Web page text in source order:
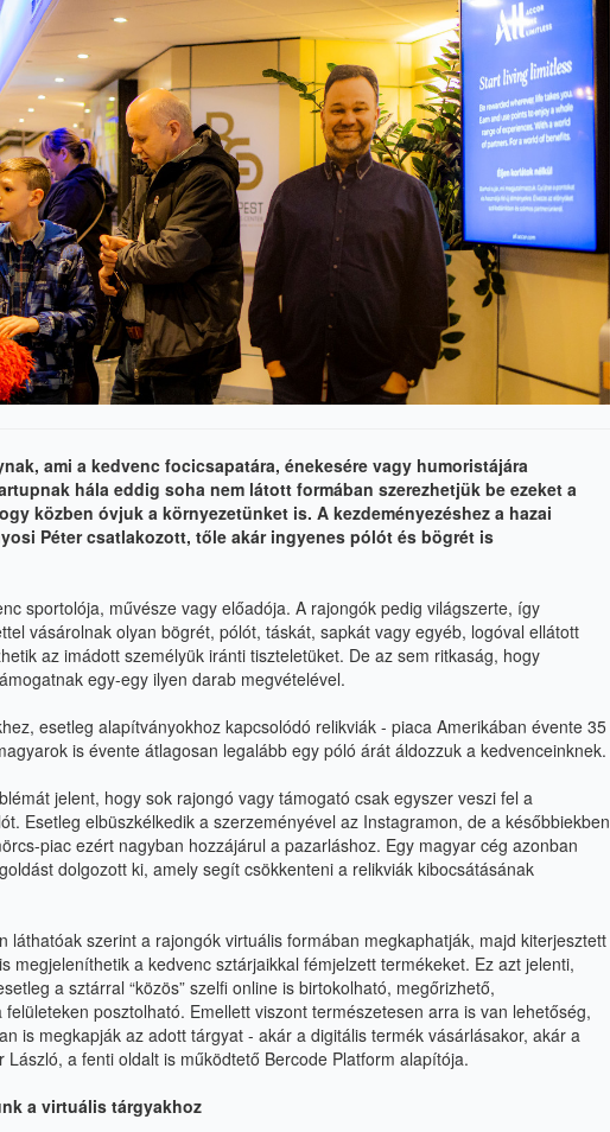
ami a kedvenc focicsapatára, énekesére vagy humoristájára
hála eddig soha nem látott formában szerezhetjük be ezeket a
közben óvjuk a környezetünket is. A kezdeményezéshez a hazai
Péter csatlakozott, tőle akár ingyenes pólót és bögrét is
sportolója, művésze vagy előadója. A rajongók pedig világszerte, így
vásárolnak olyan bögrét, pólót, táskát, sapkát vagy egyéb, logóval ellátott
az imádott személyük iránti tiszteletüket. De az sem ritkaság, hogy
egy-egy ilyen darab megvételével.
esetleg alapítványokhoz kapcsolódó relikviák - piaca Amerikában évente 35
is évente átlagosan legalább egy póló árát áldozzuk a kedvenceinknek.
jelent, hogy sok rajongó vagy támogató csak egyszer veszi fel a
Esetleg elbüszkélkedik a szerzeményével az Instagramon, de a későbbiekben
piac ezért nagyban hozzájárul a pazarláshoz. Egy magyar cég azonban
dolgozott ki, amely segít csökkenteni a relikviák kibocsátásának
láthatóak szerint a rajongók virtuális formában megkaphatják, majd kiterjesztett
megjeleníthetik a kedvenc sztárjaikkal fémjelzett termékeket. Ez azt jelenti,
a sztárral “közös” szelfi online is birtokolható, megőrizhető,
posztolható. Emellett viszont természetesen arra is van lehetőség,
is megkapják az adott tárgyat - akár a digitális termék vásárlásakor, akár a
László, a fenti oldalt is működtető Bercode Platform alapítója.
a virtuálistárgyakhoz